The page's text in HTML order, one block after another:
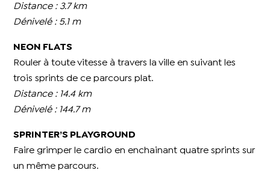
Distance : 3.7 km
Dénivelé : 5.1 m
NEON FLATS
Rouler à toute vitesse à travers la ville en suivant les
trois sprints de ce parcours plat.
Distance : 14.4 km
Dénivelé : 144.7 m
SPRINTER’S PLAYGROUND
Faire grimper le cardio en enchainant quatre sprints sur
un même parcours.